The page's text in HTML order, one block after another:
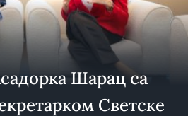
Шарац са
Светске